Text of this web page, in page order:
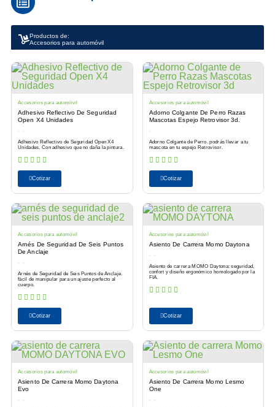
Productos de:
Accesorios para automóvil
Accesorios para automóvil
Adhesivo Reflectivo De Seguridad
Open X4 Unidades
Adhesivo Reflectivo de Seguridad Open X4
Unidades. Con adhesivo que no daña la pintura.
Cotizar
Accesorios para automóvil
Adorno Colgante De Perro Razas
Mascotas Espejo Retrovisor 3d.
Adorno Colgante de Perro. podrás llevar a tu
mascota en tu espejo Retrovisor.
Cotizar
Accesorios para automóvil
Arnés De Seguridad De Seis Puntos
De Anclaje
Arnés de Seguridad de Seis Puntos de Anclaje.
fácil de manipular para un ajuste perfecto al
cuerpo.
Cotizar
Accesorios para automóvil
Asiento De Carrera Momo Daytona
Asiento de carrera MOMO Daytona: seguridad,
confort y diseño ergonómico homologado por la
FIA.
Cotizar
Accesorios para automóvil
Asiento De Carrera Momo Daytona
Evo
Accesorios para automóvil
Asiento De Carrera Momo Lesmo
One